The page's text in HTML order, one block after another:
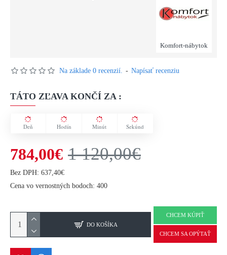
Komfort-nábytok
Na základe 0 recenzií. - Napísať recenziu
TÁTO ZĽAVA KONČÍ ZA :
Deň Hodín Minút Sekúnd
784,00€ 1 120,00€
Bez DPH: 637,40€
Cena vo vernostných bodoch: 400
DO KOŠÍKA
CHCEM KÚPIŤ
CHCEM SA OPÝTAŤ